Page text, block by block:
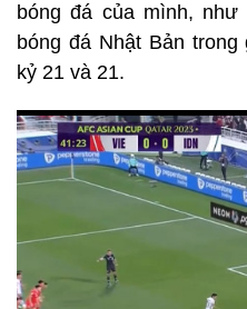
bóng đá của mình,
bóng đá Nhật Bản
kỷ 21 và 21.